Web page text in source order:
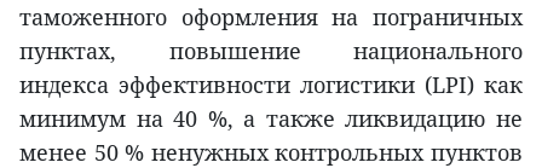
таможенного оформления на пограничных
пунктах, повышение национального
индекса эффективности логистики (LPI) как
минимум на 40 %, а также ликвидацию не
менее 50 % ненужных контрольных пунктов